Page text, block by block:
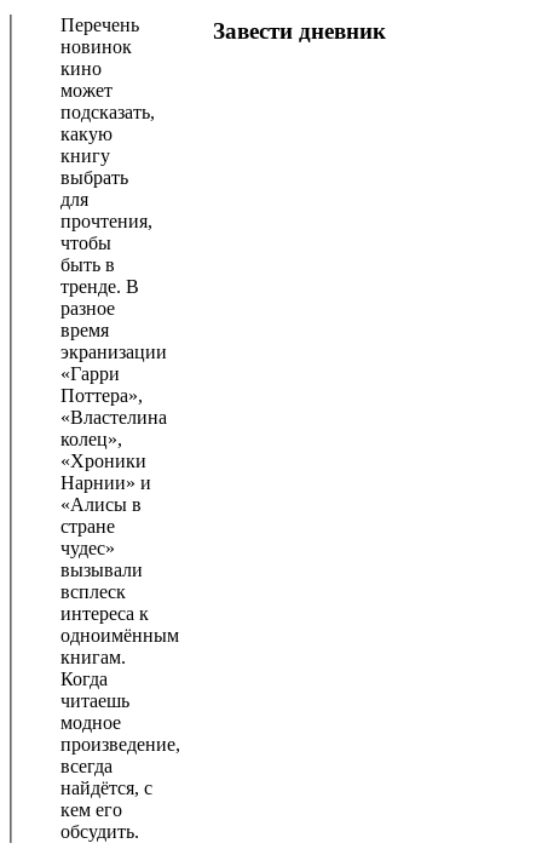
Перечень
новинок
кино
может
подсказать,
какую
книгу
выбрать
для
прочтения,
чтобы
быть в
тренде. В
разное
время
экранизации
«Гарри
Поттера»,
«Властелина
колец»,
«Хроники
Нарнии» и
«Алисы в
стране
чудес»
вызывали
всплеск
интереса к
одноимённым
книгам.
Когда
читаешь
модное
произведение,
всегда
найдётся, с
кем его
обсудить.
Завести дневник